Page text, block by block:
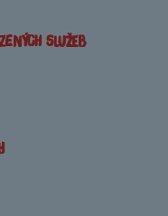
SLUŽEB